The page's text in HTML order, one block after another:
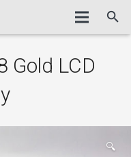
Gold LCD
🔍